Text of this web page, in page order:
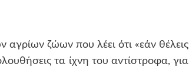
ζώων που λέει ότι «εάν θέλεις
τα ίχνη του αντίστροφα, για